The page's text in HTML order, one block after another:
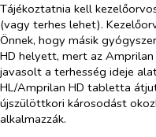
Tájékoztatnia kell
(vagy terhes lehet).
Önnek, hogy másik
HD helyett, mert az
javasolt a terhesség ideje
HL/Amprilan HD tabletta
újszülöttkori károsodást
alkalmazzák.